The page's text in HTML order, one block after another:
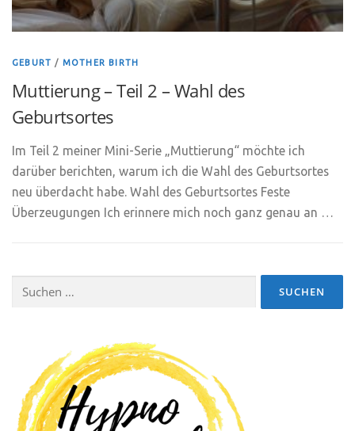
GEBURT / MOTHER BIRTH
Muttierung – Teil 2 – Wahl des
Geburtsortes
Im Teil 2 meiner Mini-Serie „Muttierung“ möchte ich
darüber berichten, warum ich die Wahl des Geburtsortes
neu überdacht habe. Wahl des Geburtsortes Feste
Überzeugungen Ich erinnere mich noch ganz genau an …
Suchen